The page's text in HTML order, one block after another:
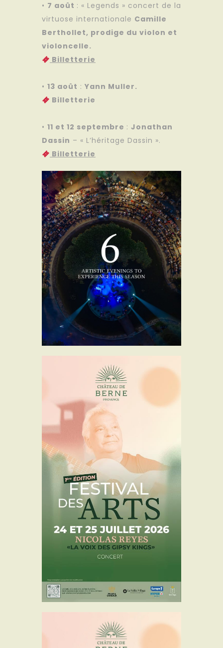
• 7 août : « Legends » concert de la
virtuose internationale Camille
Berthollet, prodige du violon et
violoncelle.
Billetterie
• 13 août : Yann Muller.
Billetterie
• 11 et 12 septembre : Jonathan
Dassin – « L’héritage Dassin ».
Billetterie